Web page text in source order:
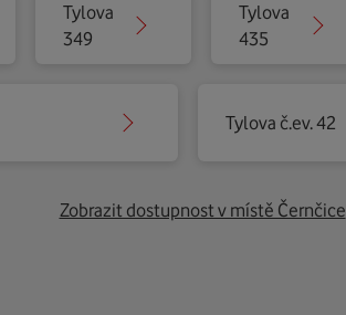
Tylova
349
Tylova
435
Tylova č.ev. 42
Zobrazit dostupnost v místě Černčice